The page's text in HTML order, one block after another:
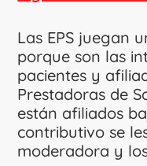
Las EPS juegan
porque son las
pacientes y
Prestadoras de
están afiliados
contributivo se
moderadora y